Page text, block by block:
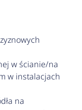
w ścianie/na
w instalacjach
na